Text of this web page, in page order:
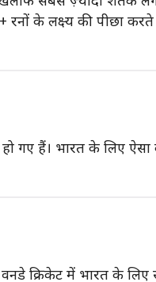
के लक्ष्य की पीछा
गए हैं। भारत के लिए
क्रिकेट में भारत के